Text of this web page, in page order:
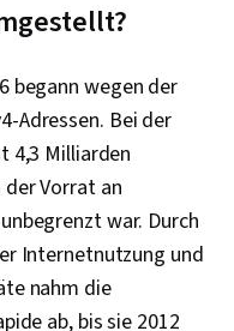
begann wegen der
Adressen. Bei der
4,3 Milliarden
der Vorrat an
war. Durch
Internetnutzung und
nahm die
ab, bis sie 2012